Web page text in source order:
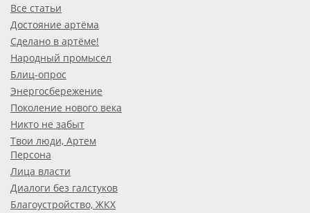
Все статьи
Достояние артёма
Сделано в артёме!
Народный промысел
Блиц-опрос
Энергосбережение
Поколение нового века
Никто не забыт
Твои люди, Артем
Персона
Лица власти
Диалоги без галстуков
Благоустройство, ЖКХ